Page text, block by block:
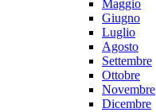
Maggio
Giugno
Luglio
Agosto
Settembre
Ottobre
Novembre
Dicembre